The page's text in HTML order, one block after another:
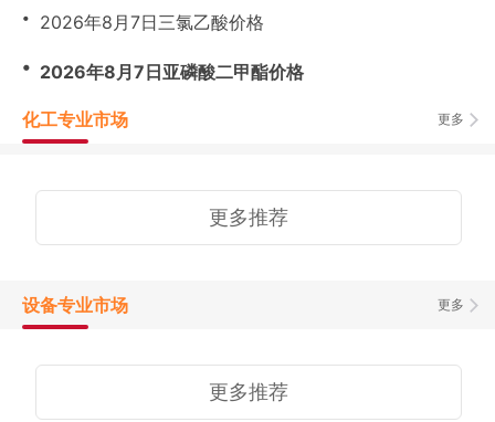
・ 2026年8月7日三氯乙酸价格
・ 2026年8月7日亚磷酸二甲酯价格
更多
化工专业市场
更多推荐
更多
设备专业市场
更多推荐